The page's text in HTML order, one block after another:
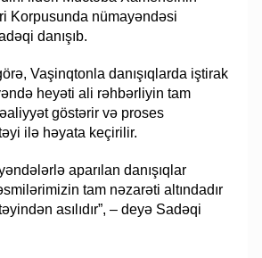
Korpusunda nümayəndəsi
danışıb.
Vaşinqtonla danışıqlarda iştirak
heyəti ali rəhbərliyin tam
göstərir və proses
ilə həyata keçirilir.
aparılan danışıqlar
tam nəzarəti altındadır
asılıdır”, – deyə Sadəqi